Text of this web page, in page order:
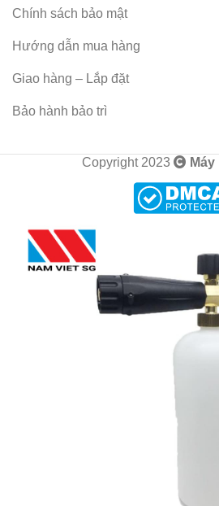
Chính sách bảo mật
Hướng dẫn mua hàng
Giao hàng – Lắp đặt
Bảo hành bảo trì
Copyright 2023